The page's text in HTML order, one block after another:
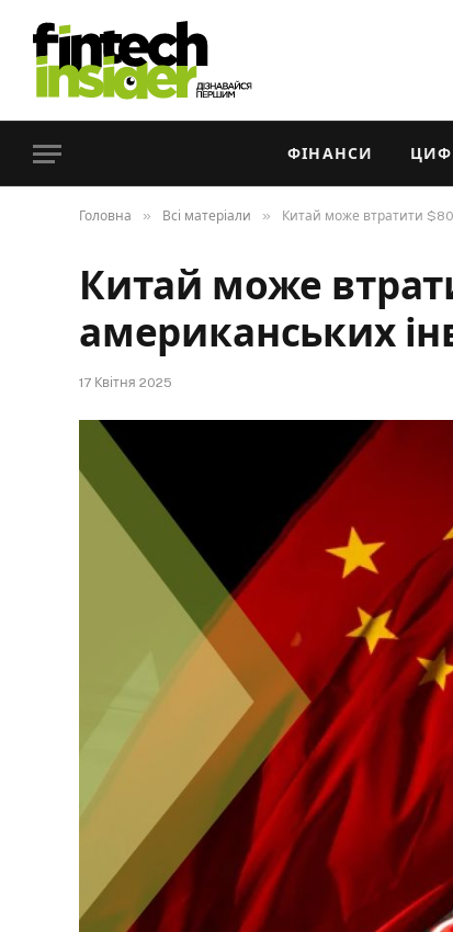
ФІНАНСИ
Головна » Всі матеріали » Китай може втратити
Китай може
американських
17 Квітня 2025